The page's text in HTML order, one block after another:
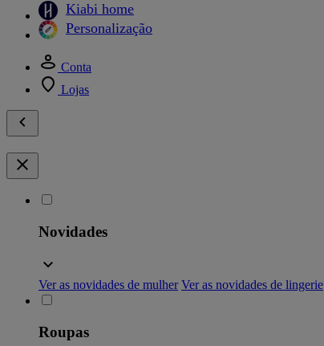
Kiabi home
Personalização
Conta
Lojas
Novidades
Ver as novidades de mulher Ver as novidades de lingerie
Roupas